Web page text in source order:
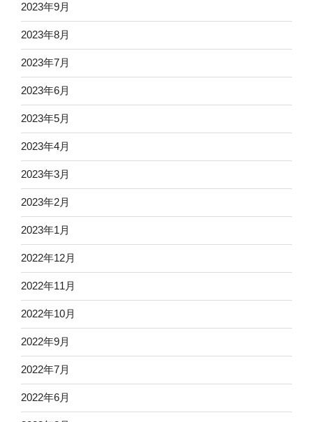
2023年9月
2023年8月
2023年7月
2023年6月
2023年5月
2023年4月
2023年3月
2023年2月
2023年1月
2022年12月
2022年11月
2022年10月
2022年9月
2022年7月
2022年6月